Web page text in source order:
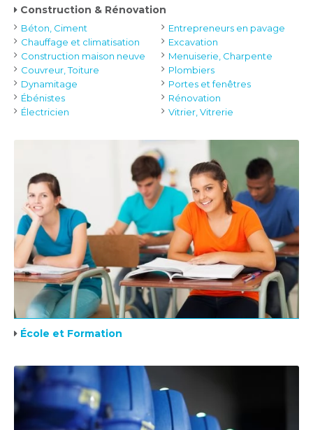
Construction & Rénovation
Béton, Ciment
Chauffage et climatisation
Construction maison neuve
Couvreur, Toiture
Dynamitage
Ébénistes
Électricien
Entrepreneurs en pavage
Excavation
Menuiserie, Charpente
Plombiers
Portes et fenêtres
Rénovation
Vitrier, Vitrerie
École et Formation